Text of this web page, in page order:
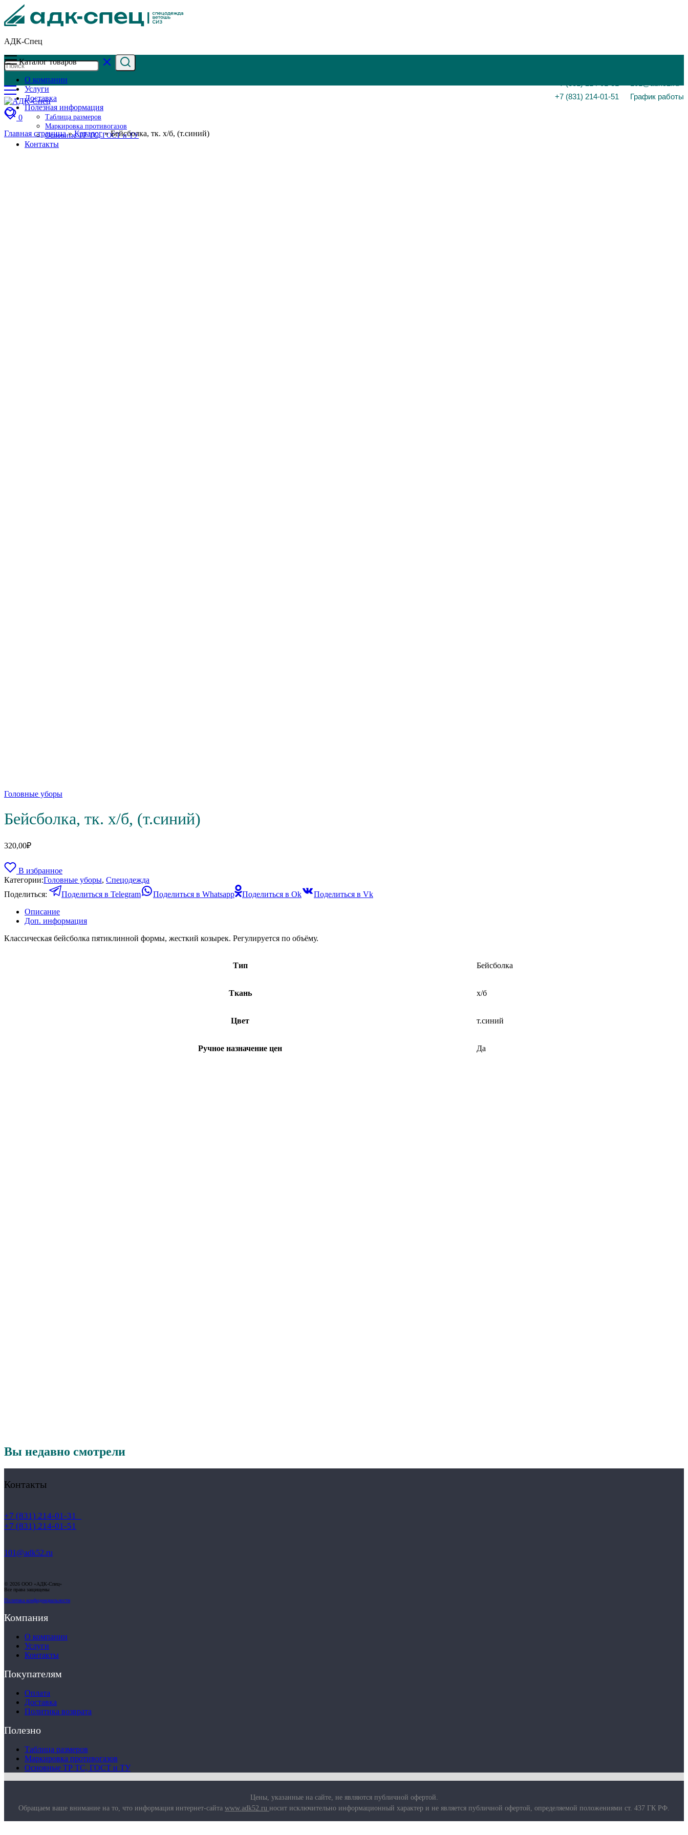
АДК-Спец
+7 (831) 214-01-51
График работы
0
Каталог товаров
О компании
Услуги
Доставка
Полезная информация
Таблица размеров
Маркировка противогазов
Основные ТР ТС, ГОСТ и ТУ
Контакты
Главная страница»Каталог»Бейсболка, тк. х/б, (т.синий)
Головные уборы
Бейсболка, тк. х/б, (т.синий)
320,00₽
В избранное
Категории:Головные уборы, Спецодежда
Поделиться:
Поделиться в Telegram Поделиться в Whatsapp Поделиться в Ok
Поделиться в Vk
Описание
Доп. информация
Классическая бейсболка пятиклинной формы, жесткий козырек. Регулируется по объёму.
Тип Бейсболка
Ткань х/б
Цвет т.синий
Ручное назначение цен Да
Вы недавно смотрели
Контакты
+7 (831) 214-01-31
+7 (831) 214-01-51
101@adk52.ru
© 2026 ООО «АДК-Спец»
Все права защищены
Политика конфиденциальности
Компания
О компании
Услуги
Контакты
Покупателям
Оплата
Доставка
Политика возврата
Полезно
Таблица размеров
Маркировка противогазов
Основные ТР ТС, ГОСТ и ТУ
Цены, указанные на сайте, не являются публичной офертой.
Обращаем ваше внимание на то, что информация интернет-сайта www.adk52.ru носит исключительно информационный характер и не является публичной офертой, определяемой положениями ст. 437 ГК РФ.